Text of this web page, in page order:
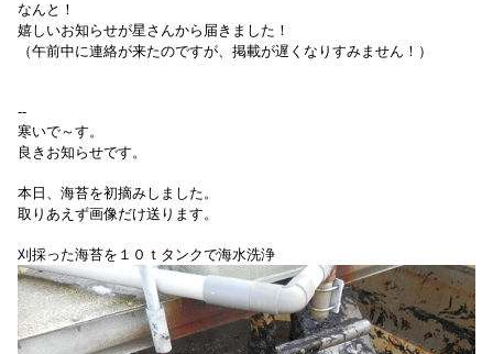
なんと！
嬉しいお知らせが星さんから届きました！
（午前中に連絡が来たのですが、掲載が遅くなりすみません！）
--
寒いで～す。
良きお知らせです。
本日、海苔を初摘みしました。
取りあえず画像だけ送ります。
刈採った海苔を１０ｔタンクで海水洗浄